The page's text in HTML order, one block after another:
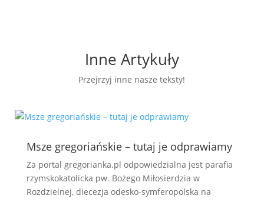
Inne Artykuły
Przejrzyj inne nasze teksty!
Msze gregoriańskie – tutaj je odprawiamy
Za portal gregorianka.pl odpowiedzialna jest parafia
rzymskokatolicka pw. Bożego Miłosierdzia w
Rozdzielnej, diecezja odesko-symferopolska na